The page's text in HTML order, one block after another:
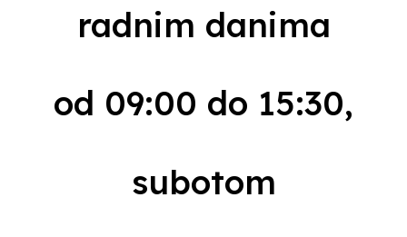
radnim danima
od 09:00 do 15:30,
subotom